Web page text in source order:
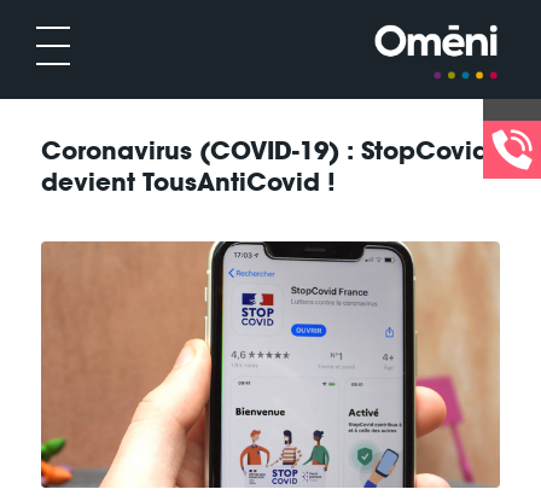
Coronavirus (COVID-19) : StopCovid
devient TousAntiCovid !